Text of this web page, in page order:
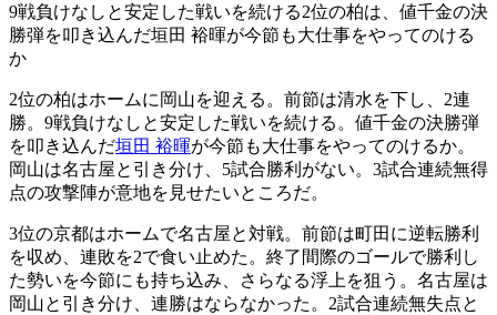
9戦負けなしと安定した戦いを続ける2位の柏は、値千金の決
勝弾を叩き込んだ垣田 裕暉が今節も大仕事をやってのける
か
2位の柏はホームに岡山を迎える。前節は清水を下し、2連
勝。9戦負けなしと安定した戦いを続ける。値千金の決勝弾
を叩き込んだ垣田 裕暉が今節も大仕事をやってのけるか。
岡山は名古屋と引き分け、5試合勝利がない。3試合連続無得
点の攻撃陣が意地を見せたいところだ。
3位の京都はホームで名古屋と対戦。前節は町田に逆転勝利
を収め、連敗を2で食い止めた。終了間際のゴールで勝利し
た勢いを今節にも持ち込み、さらなる浮上を狙う。名古屋は
岡山と引き分け、連勝はならなかった。2試合連続無失点と